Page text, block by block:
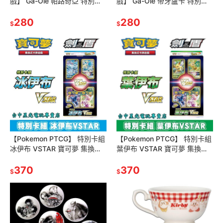
珍珠 【星光】
$280
珍珠【星光】
$280
【Pokemon PTCG】 特別卡組
冰伊布 VSTAR 寶可夢 集換式
玩】
$370
【Pokemon PTCG】 特別卡組
葉伊布 VSTAR 寶可夢 集換式
玩】
$370